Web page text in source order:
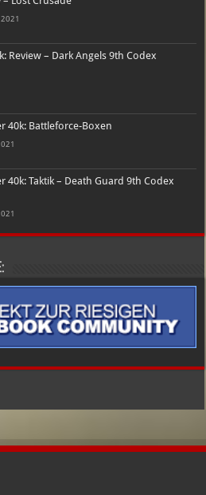
Review – Dark Angels 9th Codex
40k: Battleforce-Boxen
40k: Taktik – Death Guard 9th Codex